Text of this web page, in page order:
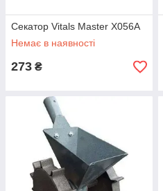
Секатор Vitals Master X056A
Немає в наявності
273 ₴